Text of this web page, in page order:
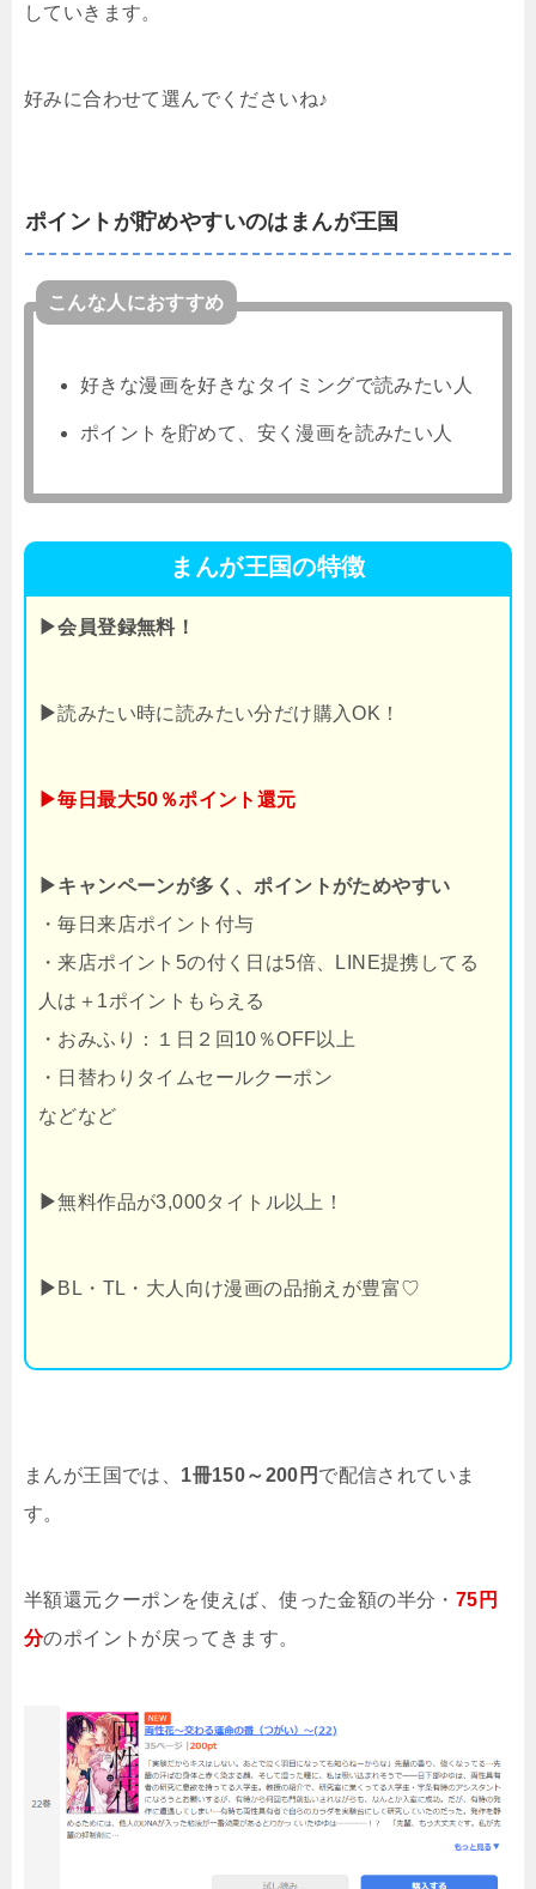
していきます。
好みに合わせて選んでくださいね♪
ポイントが貯めやすいのはまんが王国
こんな人におすすめ
好きな漫画を好きなタイミングで読みたい人
ポイントを貯めて、安く漫画を読みたい人
まんが王国の特徴
▶会員登録無料！
▶読みたい時に読みたい分だけ購入OK！
▶毎日最大50％ポイント還元
▶キャンペーンが多く、ポイントがためやすい
・毎日来店ポイント付与
・来店ポイント5の付く日は5倍、LINE提携してる
人は＋1ポイントもらえる
・おみふり：１日２回10％OFF以上
・日替わりタイムセールクーポン
などなど
▶無料作品が3,000タイトル以上！
▶ BL・TL・大人向け漫画の品揃えが豊富♡
まんが王国では、 1冊150～200円 で配信されていま
す。
半額還元クーポンを使えば、使った金額の半分・ 75円
分のポイントが戻ってきます。